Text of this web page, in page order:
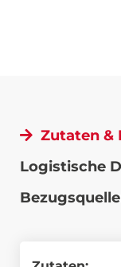
Zutaten &
Logistische